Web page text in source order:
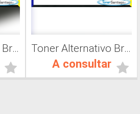
Toner Alternativo Brother TN 419C, Impresora Láser Toner Alternativo Brother TN 319C, Impresora Láser
A consultar